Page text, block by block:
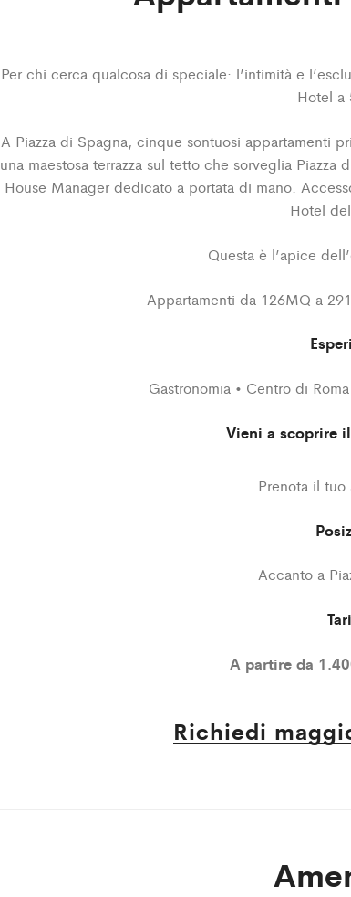
Per chi cerca qualcosa di speciale: l’intimità e
Hotel a
A Piazza di Spagna, cinque sontuosi appartamenti
una maestosa terrazza sul tetto che sorveglia
House Manager dedicato a portata di mano.
Hotel
Questa è l’apice
Appartamenti da 126MQ a
Gastronomia • Centro di
Vieni a scoprire
Prenota il tuo
Accanto a
A partire da
Richiedi